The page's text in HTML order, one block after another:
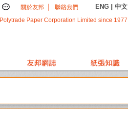
ENG 中文
Polytrade Paper Corporation Limited since 1977